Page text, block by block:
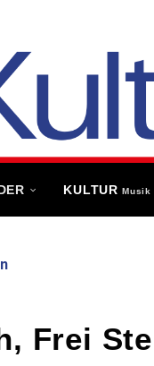
KULTURMusik
Frei